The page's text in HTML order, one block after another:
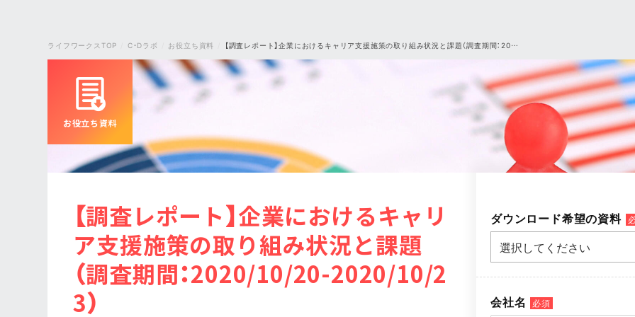
ライフワークスTOP C・Dラボ お役立ち資料 【調査レポート】企業におけるキャリア支援施策の取り組み状況と課題（調査期間：20…
お役立ち資料
【調査レポート】企業におけるキャリ
ア支援施策の取り組み状況と課題
（調査期間：2020/10/20-2020/10/2
3）
ダウンロード希望の資料
会社名 必須